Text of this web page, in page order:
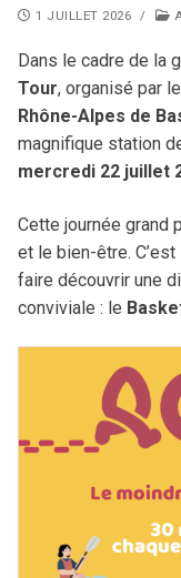
Bureau directeur
Comité directeur
Carrière
Budget &
Charte
COMPÉTITIONS
Calendrier
Règlements
Coupe
Engagements
Brûlages
Discipline
ACTIVITÉS
Évènements
AuRA en rose
Camps AuRA
Camps Arbitres
Coupe
Challenge
Finales
Masters AuRA
Miss Match
Basket Citoyen
3×3
Démarche clubs
Basket Féminin
Micro Basket
Ruralité
Formation
Formation
DOCUMENTATION
Secrétariat &
Procès-Verbaux
Comité directeur
Bureau directeur
Dossiers
Assemblées
Surclassements
Commissions
Sportive
Technique
C.R.O.
Médicale
ANNONCES
Rechercher
1 JUILLET 2026 /
Dans le cadre de la
Tour, organisé par
Rhône-Alpes de
magnifique station
mercredi 22 juillet
Cette journée grand
et le bien-être.
faire découvrir une
conviviale : le